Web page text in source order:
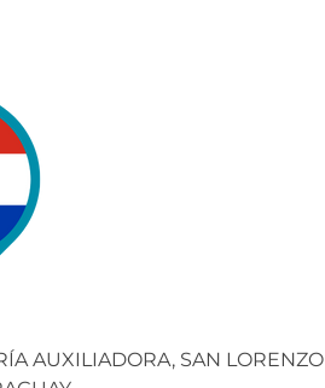
AUXILIADORA, SAN LORENZO